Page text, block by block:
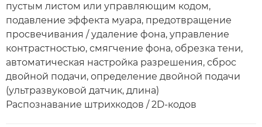
пустым листом или управляющим кодом,
подавление эффекта муара, предотвращение
просвечивания / удаление фона, управление
контрастностью, смягчение фона, обрезка тени,
автоматическая настройка разрешения, сброс
двойной подачи, определение двойной подачи
(ультразвуковой датчик, длина)
Распознавание штрихкодов / 2D-кодов